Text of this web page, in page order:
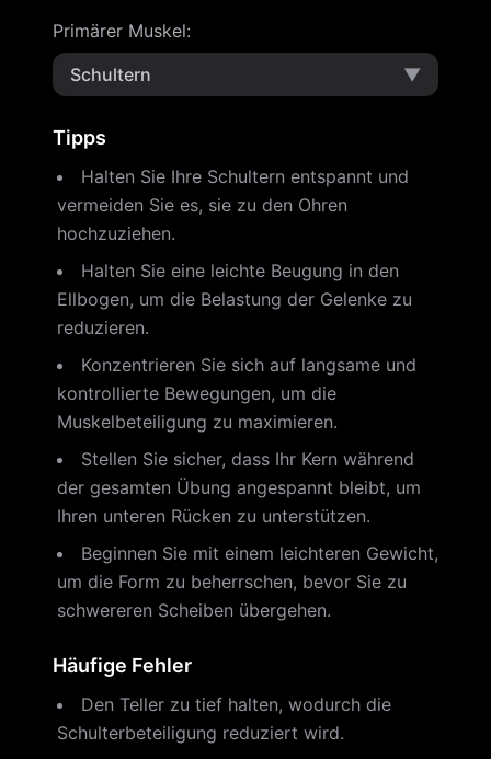
Primärer Muskel:
Schultern
▼
Tipps
Halten Sie Ihre Schultern entspannt und
vermeiden Sie es, sie zu den Ohren
hochzuziehen.
Halten Sie eine leichte Beugung in den
Ellbogen, um die Belastung der Gelenke zu
reduzieren.
Konzentrieren Sie sich auf langsame und
kontrollierte Bewegungen, um die
Muskelbeteiligung zu maximieren.
Stellen Sie sicher, dass Ihr Kern während
der gesamten Übung angespannt bleibt, um
Ihren unteren Rücken zu unterstützen.
Beginnen Sie mit einem leichteren Gewicht,
um die Form zu beherrschen, bevor Sie zu
schwereren Scheiben übergehen.
Häufige Fehler
Den Teller zu tief halten, wodurch die
Schulterbeteiligung reduziert wird.